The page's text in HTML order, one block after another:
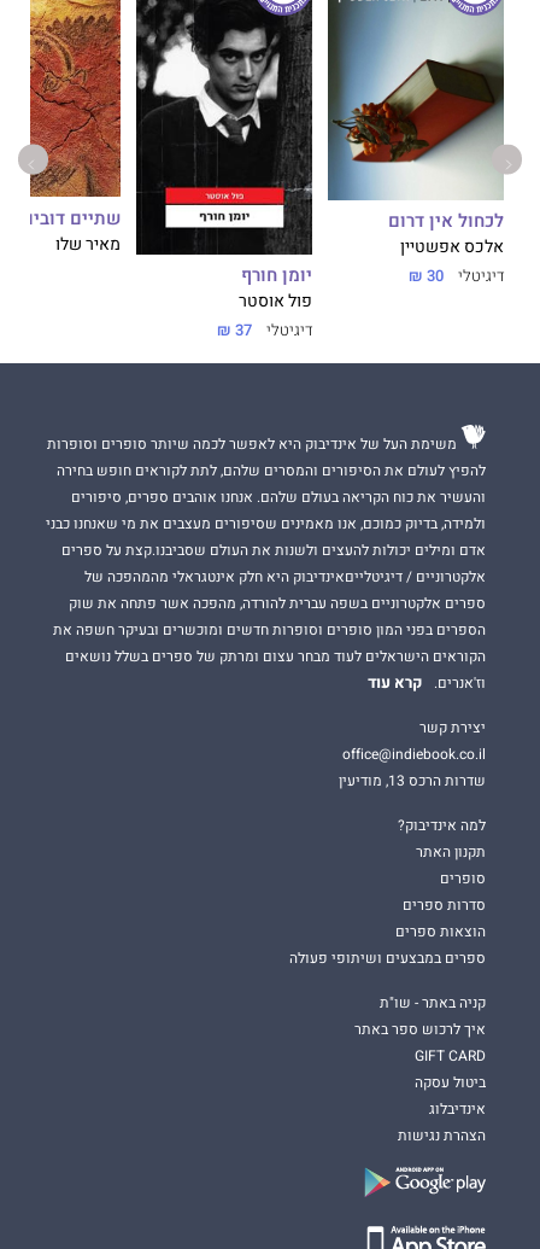
לכחול אין דרום
אלכס אפשטיין
דיגיטלי 30 ₪ יומן חורף
פול אוסטר
דיגיטלי 37 ₪
שתיים דובים
מאיר שלו
משימת העל של אינדיבוק היא לאפשר לכמה שיותר סופרים וסופרות
להפיץ לעולם את הסיפורים והמסרים שלהם, לתת לקוראים חופש בחירה
והעשיר את כוח הקריאה בעולם שלהם. אנחנו אוהבים ספרים, סיפורים
ולמידה, בדיוק כמוכם, אנו מאמינים שסיפורים מעצבים את מי שאנחנו כבני
אדם ומילים יכולות להעצים ולשנות את העולם שסביבנו.קצת על ספרים
אלקטרוניים / דיגיטלייםאינדיבוק היא חלק אינטגראלי מהמהפכה של
ספרים אלקטרוניים בשפה עברית להורדה, מהפכה אשר פתחה את שוק
הספרים בפני המון סופרים וסופרות חדשים ומוכשרים ובעיקר חשפה את
הקוראים הישראלים לעוד מבחר עצום ומרתק של ספרים בשלל נושאים
וז'אנרים.
קרא עוד
יצירת קשר
office@indiebook.co.il
שדרות הרכס 13, מודיעין
למה אינדיבוק?
תקנון האתר
סופרים
סדרות ספרים
הוצאות ספרים
ספרים במבצעים ושיתופי פעולה
קניה באתר - שו"ת
איך לרכוש ספר באתר
GIFT CARD
ביטול עסקה
אינדיבלוג
הצהרת נגישות